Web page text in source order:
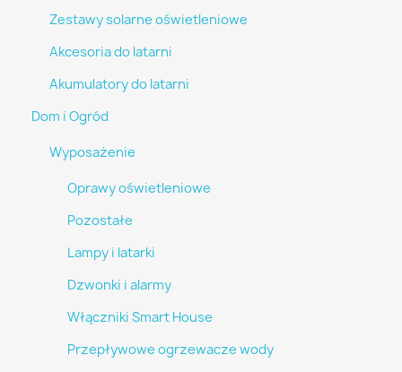
Zestawy solarne oświetleniowe
Akcesoria do latarni
Akumulatory do latarni
Dom i Ogród
Wyposażenie
Oprawy oświetleniowe
Pozostałe
Lampy i latarki
Dzwonki i alarmy
Włączniki Smart House
Przepływowe ogrzewacze wody